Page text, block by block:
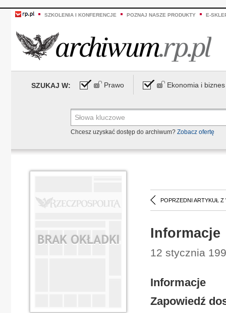
SZKOLENIA I KONFERENCJE POZNAJ NASZE PRODUKTY E-
SZUKAJ W: Prawo Ekonomia i biznes
Chcesz uzyskać dostęp do archiwum? Zobacz ofertę
POPRZEDNI ARTYKUŁ Z
Informacje
12 stycznia
Informacje
Zapowiedź